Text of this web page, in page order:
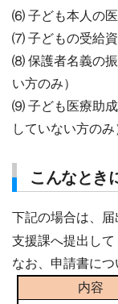
⑹ 子ども本人の
⑺ 子どもの受給
⑻ 保護者名義の
い方のみ）
⑼ 子ども医療助
していない方のみ
こんなとき
下記の場合は、
支援課へ提出して
なお、申請書につ
内容